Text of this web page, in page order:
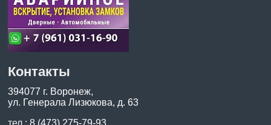
Контакты
394077 г. Воронеж,
ул. Генерала Лизюкова, д. 63
тел.:8 (473) 275-79-93